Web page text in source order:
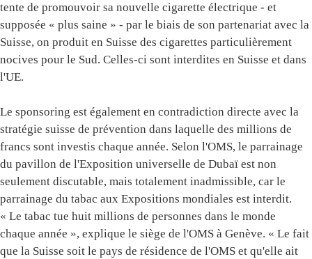
tente de promouvoir sa nouvelle cigarette électrique - et
supposée « plus saine » - par le biais de son partenariat avec la
Suisse, on produit en Suisse des cigarettes particulièrement
nocives pour le Sud. Celles-ci sont interdites en Suisse et dans
l'UE.
Le sponsoring est également en contradiction directe avec la
stratégie suisse de prévention dans laquelle des millions de
francs sont investis chaque année. Selon l'OMS, le parrainage
du pavillon de l'Exposition universelle de Dubaï est non
seulement discutable, mais totalement inadmissible, car le
parrainage du tabac aux Expositions mondiales est interdit.
« Le tabac tue huit millions de personnes dans le monde
chaque année », explique le siège de l'OMS à Genève. « Le fait
que la Suisse soit le pays de résidence de l'OMS et qu'elle ait